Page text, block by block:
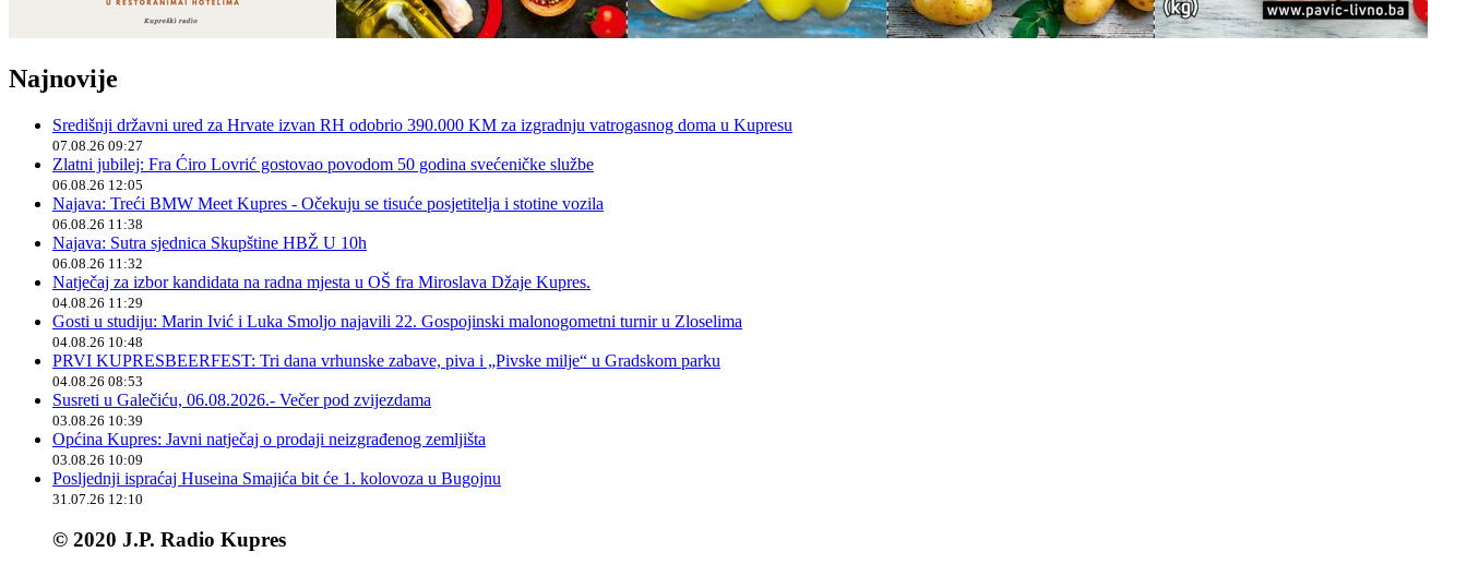
Najnovije
Središnji državni ured za Hrvate izvan RH odobrio 390.000 KM za izgradnju vatrogasnog doma u Kupresu
07.08.26 09:27
Zlatni jubilej: Fra Ćiro Lovrić gostovao povodom 50 godina svećeničke službe
06.08.26 12:05
Najava: Treći BMW Meet Kupres - Očekuju se tisuće posjetitelja i stotine vozila
06.08.26 11:38
Najava: Sutra sjednica Skupštine HBŽ U 10h
06.08.26 11:32
Natječaj za izbor kandidata na radna mjesta u OŠ fra Miroslava Džaje Kupres.
04.08.26 11:29
Gosti u studiju: Marin Ivić i Luka Smoljo najavili 22. Gospojinski malonogometni turnir u Zloselima
04.08.26 10:48
PRVI KUPRESBEERFEST: Tri dana vrhunske zabave, piva i „Pivske milje“ u Gradskom parku
04.08.26 08:53
Susreti u Galečiću, 06.08.2026.- Večer pod zvijezdama
03.08.26 10:39
Općina Kupres: Javni natječaj o prodaji neizgrađenog zemljišta
03.08.26 10:09
Posljednji ispraćaj Huseina Smajića bit će 1. kolovoza u Bugojnu
31.07.26 12:10
© 2020 J.P. Radio Kupres